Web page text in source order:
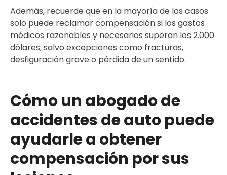
Además, recuerde que en la mayoría de los casos
solo puede reclamar compensación si los gastos
médicos razonables y necesarios superan los 2.000
dólares, salvo excepciones como fracturas,
desfiguración grave o pérdida de un sentido.
Cómo un abogado de
accidentes de auto puede
ayudarle a obtener
compensación por sus